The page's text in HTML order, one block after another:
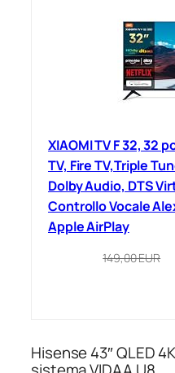
XIAOMI TV F 32, 32
TV, Fire TV,Triple
Dolby Audio, DTS
Controllo Vocale
Apple AirPlay
149,00 EUR
Hisense 43″ QLED